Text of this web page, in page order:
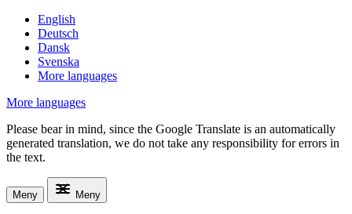
English
Deutsch
Dansk
Svenska
More languages
More languages
Please bear in mind, since the Google Translate is an automatically
generated translation, we do not take any responsibility for errors in
the text.
Meny Meny